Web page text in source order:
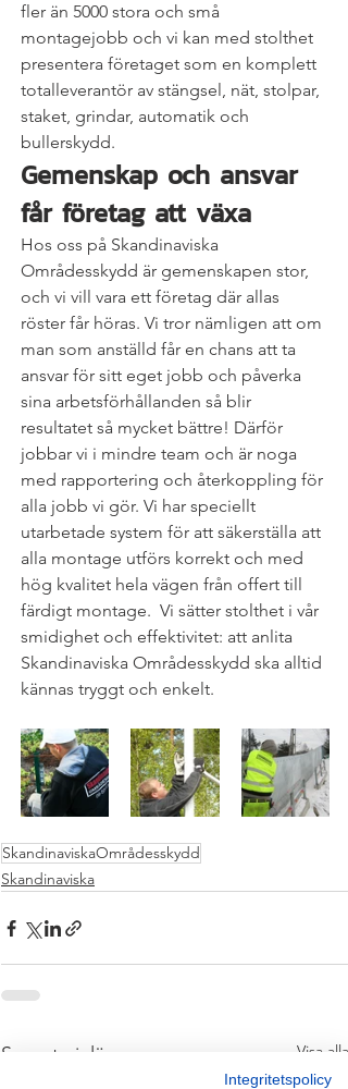
fler än 5000 stora och små
montagejobb och vi kan med stolthet
presentera företaget som en komplett
totalleverantör av stängsel, nät, stolpar,
staket, grindar, automatik och
bullerskydd.
Gemenskap och ansvar
får företag att växa
Hos oss på Skandinaviska
Områdesskydd är gemenskapen stor,
och vi vill vara ett företag där allas
röster får höras. Vi tror nämligen att om
man som anställd får en chans att ta
ansvar för sitt eget jobb och påverka
sina arbetsförhållanden så blir
resultatet så mycket bättre! Därför
jobbar vi i mindre team och är noga
med rapportering och återkoppling för
alla jobb vi gör. Vi har speciellt
utarbetade system för att säkerställa att
alla montage utförs korrekt och med
hög kvalitet hela vägen från offert till
färdigt montage.  Vi sätter stolthet i vår
smidighet och effektivitet: att anlita
Skandinaviska Områdesskydd ska alltid
kännas tryggt och enkelt.
SkandinaviskaOmrådesskydd
Skandinaviska
Senaste inlägg Visa alla
Integritetspolicy